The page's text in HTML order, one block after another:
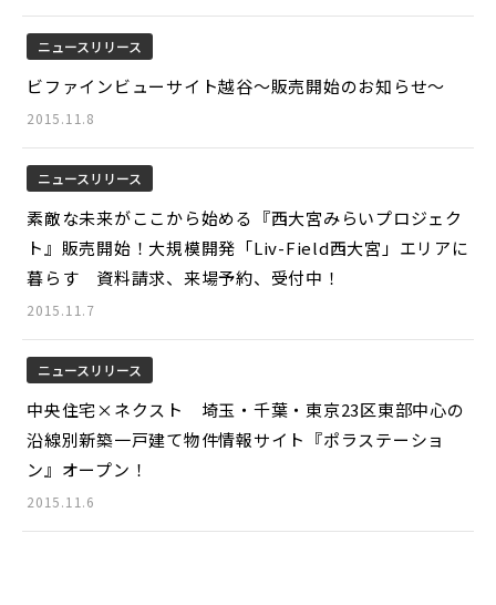
ニュースリリース
ビファインビューサイト越谷～販売開始のお知らせ～
2015.11.8
ニュースリリース
素敵な未来がここから始める『西大宮みらいプロジェク
ト』販売開始！大規模開発「Liv-Field西大宮」エリアに
暮らす 資料請求、来場予約、受付中！
2015.11.7
ニュースリリース
中央住宅×ネクスト 埼玉・千葉・東京23区東部中心の
沿線別新築一戸建て物件情報サイト『ポラステーショ
ン』オープン！
2015.11.6